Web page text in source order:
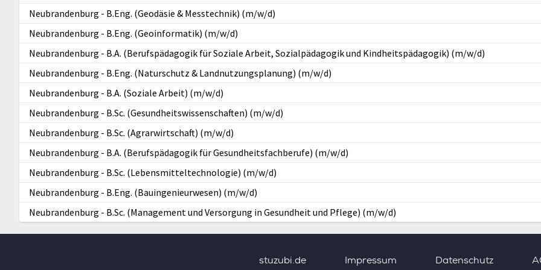
Neubrandenburg - B.Eng. (Geodäsie & Messtechnik) (m/w/d)
Neubrandenburg - B.Eng. (Geoinformatik) (m/w/d)
Neubrandenburg - B.A. (Berufspädagogik für Soziale Arbeit, Sozialpädagogik und Kindheitspädagogik) (m/w/d)
Neubrandenburg - B.Eng. (Naturschutz & Landnutzungsplanung) (m/w/d)
Neubrandenburg - B.A. (Soziale Arbeit) (m/w/d)
Neubrandenburg - B.Sc. (Gesundheitswissenschaften) (m/w/d)
Neubrandenburg - B.Sc. (Agrarwirtschaft) (m/w/d)
Neubrandenburg - B.A. (Berufspädagogik für Gesundheitsfachberufe) (m/w/d)
Neubrandenburg - B.Sc. (Lebensmitteltechnologie) (m/w/d)
Neubrandenburg - B.Eng. (Bauingenieurwesen) (m/w/d)
Neubrandenburg - B.Sc. (Management und Versorgung in Gesundheit und Pflege) (m/w/d)
stuzubi.de Impressum Datenschutz